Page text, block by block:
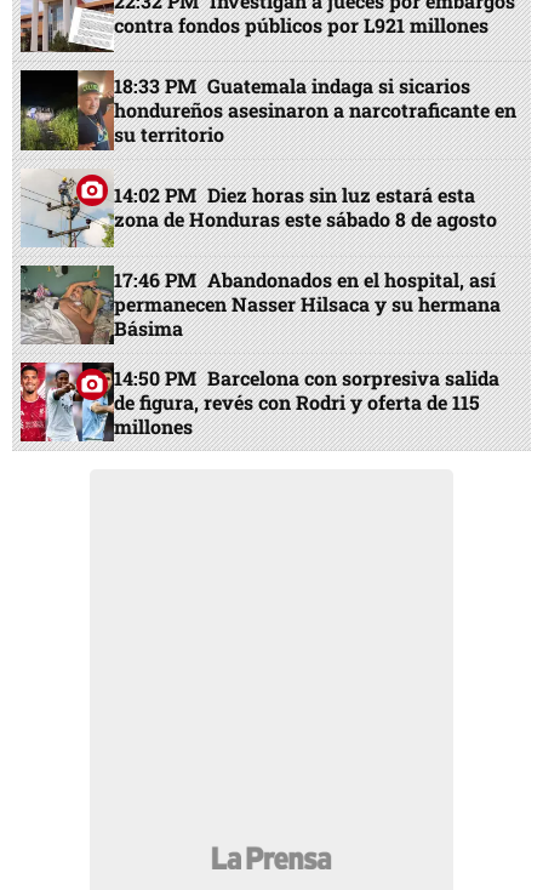
contra fondos públicos por L921 millones
18:33 PM Guatemala indaga si sicarios
hondureños asesinaron a narcotraficante en
su territorio
14:02 PM Diez horas sin luz estará esta
zona de Honduras este sábado 8 de agosto
17:46 PM Abandonados en el hospital, así
permanecen Nasser Hilsaca y su hermana
Básima
14:50 PM Barcelona con sorpresiva salida
de figura, revés con Rodri y oferta de 115
millones